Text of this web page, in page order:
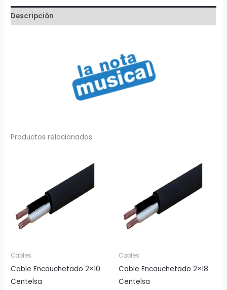
Descripción
Productos relacionados
Cables
Cable Encauchetado 2×10
Centelsa
Cables
Cable Encauchetado 2×18
Centelsa